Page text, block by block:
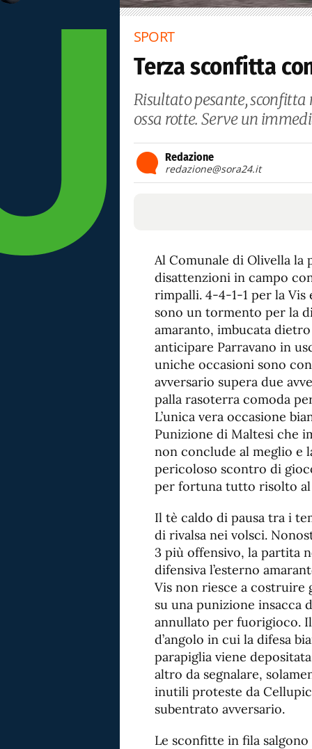
SPORT
Terza sconfitta
Risultato pesante,
ossa rotte. Serve un
Redazione
redazione@sora24.it
Al Comunale di Olivella la
disattenzioni in campo
rimpalli. 4-4-1-1 per la Vis
sono un tormento per la
amaranto, imbucata
anticipare Parravano in
uniche occasioni sono
avversario supera due
palla rasoterra comoda
L’unica vera occasione
Punizione di Maltesi che
non conclude al meglio e
pericoloso scontro di
per fortuna tutto risolto
Il tè caldo di pausa tra i
di rivalsa nei volsci.
3 più offensivo, la partita
difensiva l’esterno
Vis non riesce a costruire
su una punizione insacca
annullato per fuorigioco.
d’angolo in cui la difesa
parapiglia viene
altro da segnalare,
inutili proteste da
subentrato avversario.
Le sconfitte in fila